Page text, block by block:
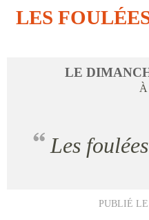
LES
LE
À
Les
PUBLIÉ LE